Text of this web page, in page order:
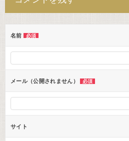
ー
シ
ョ
ン
名前 必須
メール（公開されません） 必須
サイト